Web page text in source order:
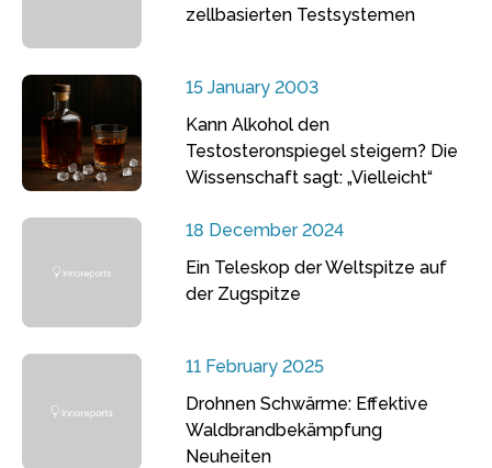
zellbasierten Testsystemen
15 January 2003
Kann Alkohol den
Testosteronspiegel steigern? Die
Wissenschaft sagt: „Vielleicht“
18 December 2024
Ein Teleskop der Weltspitze auf
der Zugspitze
11 February 2025
Drohnen Schwärme: Effektive
Waldbrandbekämpfung
Neuheiten